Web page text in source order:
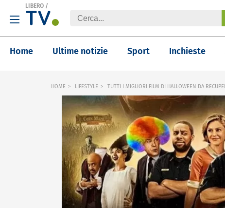
LIBERO /
Home Ultime notizie Sport Inchieste
HOME LIFESTYLE TUTTI I MIGLIORI FILM DI HALLOWEEN DA